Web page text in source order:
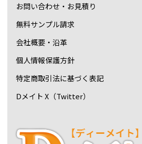
お問い合わせ・お見積り
無料サンプル請求
会社概要・沿革
個人情報保護方針
特定商取引法に基づく表記
Dメイト X（Twitter）